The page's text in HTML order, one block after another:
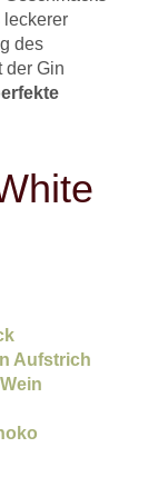
leckerer
des
der Gin
Aufstrich